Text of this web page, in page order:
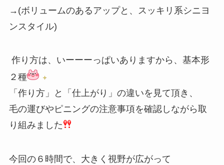
→(ボリュームのあるアップと、スッキリ系シニヨ
ンスタイル)
作り方は、いーーーっぱいありますから、基本形
２種
「作り方」と「仕上がり」の違いを見て頂き、
毛の運びやピニングの注意事項を確認しながら取
り組みました
今回の６時間で、大きく視野が広がって